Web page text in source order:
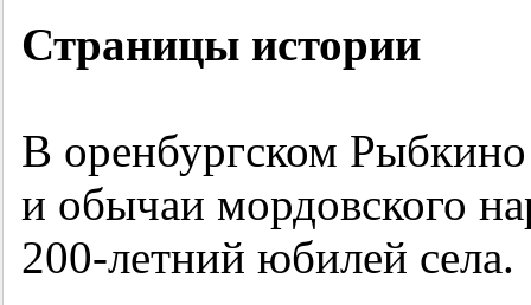
Страницы истории
В оренбургском
и обычаи мордовского
200-летний юбилей села.